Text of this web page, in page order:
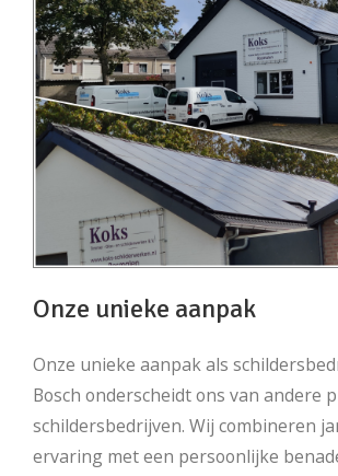
Onze unieke aanpak
Onze unieke aanpak als
Bosch onderscheidt ons van andere
schildersbedrijven. Wij combineren
ervaring met een persoonlijke